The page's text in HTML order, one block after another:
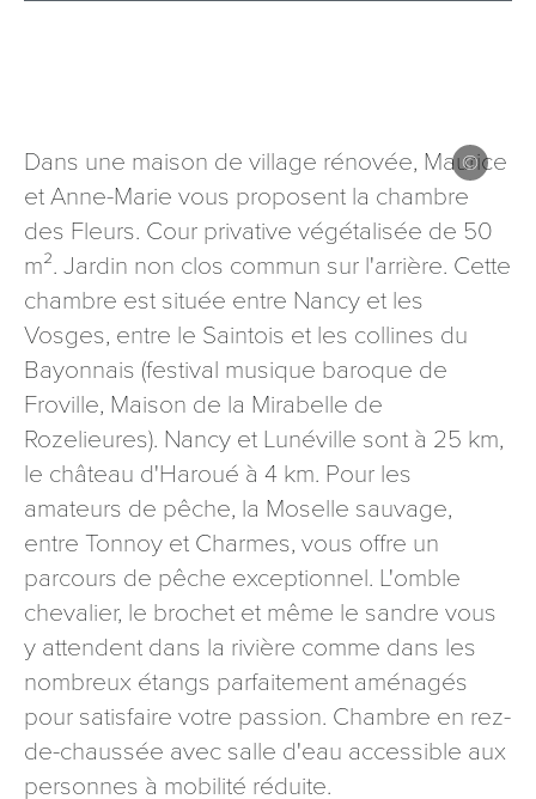
Dans une maison de village rénovée, Maurice
et Anne-Marie vous proposent la chambre
des Fleurs. Cour privative végétalisée de 50
m². Jardin non clos commun sur l'arrière. Cette
chambre est située entre Nancy et les
Vosges, entre le Saintois et les collines du
Bayonnais (festival musique baroque de
Froville, Maison de la Mirabelle de
Rozelieures). Nancy et Lunéville sont à 25 km,
le château d'Haroué à 4 km. Pour les
amateurs de pêche, la Moselle sauvage,
entre Tonnoy et Charmes, vous offre un
parcours de pêche exceptionnel. L'omble
chevalier, le brochet et même le sandre vous
y attendent dans la rivière comme dans les
nombreux étangs parfaitement aménagés
pour satisfaire votre passion. Chambre en rez-
de-chaussée avec salle d'eau accessible aux
personnes à mobilité réduite.
nécessaires au traitement de votre demande (sauf
mention contraire). Vous disposez d’un droit d’accès, de
rectification et d’opposition aux données vous concernant,
que vous pouvez exercer en adressant une demande par
courriel à tourisme@departement54.fr ou par courrier
signé accompagné de la copie d’un titre d’identité à
l’adresse suivante : Meurthe & Moselle Tourisme - 48
esplanade Jacques-Baudot CO 90019 54035 NANCY
cedex
reCAPTCHA